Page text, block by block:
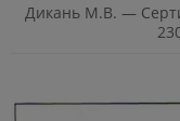
Дикань М.В. —